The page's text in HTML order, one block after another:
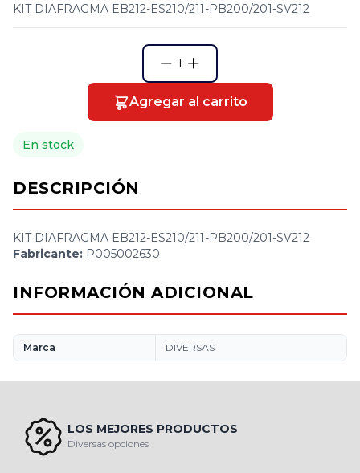
KIT DIAFRAGMA EB212-ES210/211-PB200/201-SV212
1
Agregar al carrito
En stock
DESCRIPCIÓN
KIT DIAFRAGMA EB212-ES210/211-PB200/201-SV212
Fabricante: P005002630
INFORMACIÓN ADICIONAL
Marca DIVERSAS
LOS MEJORES PRODUCTOS
Diversas opciones